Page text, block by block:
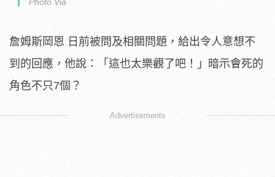
詹姆斯岡恩 日前被問及相關問題，給出令人意想不
到的回應，他說：「這也太樂觀了吧！」暗示會死的
角色不只7個？
Advertisements